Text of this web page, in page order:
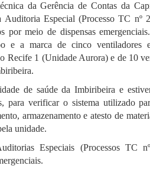
da Gerência de Contas da
Especial (Processo TC nº
por meio de dispensas
e a marca de cinco ventiladores
Recife 1 (Unidade Aurora) e de 10
de saúde da Imbiribeira e
para verificar o sistema utilizado
armazenamento e atesto de
unidade.
Especiais (Processos TC